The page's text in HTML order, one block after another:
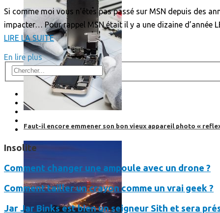
Faut-il encore emmener son bon vieux appareil photo «
Si comme moi vous n’êtes pas passé sur MSN depuis des
impacter… Pour rappel MSN était il y a une dizaine
LIRE LA SUITE
En lire plus
Insolite
Comment changer une ampoule avec un drone ?
Comment tailler un crayon comme un vrai geek ?
Jar Jar Binks est bien un seigneur Sith et sera